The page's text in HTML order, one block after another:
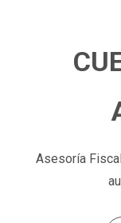
Asesoría